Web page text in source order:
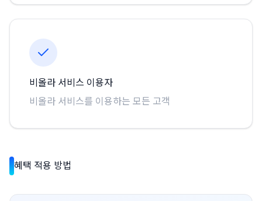
비올라 서비스 이용자
비올라 서비스를 이용하는 모든 고객
혜택 적용 방법